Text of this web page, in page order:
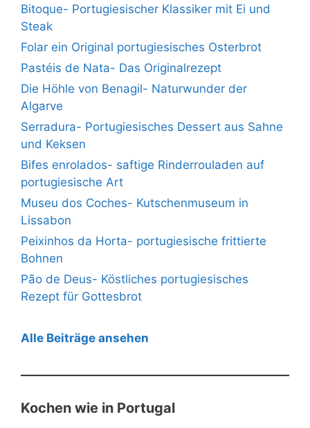
Bitoque- Portugiesischer Klassiker mit Ei und
Steak
Folar ein Original portugiesisches Osterbrot
Pastéis de Nata- Das Originalrezept
Die Höhle von Benagil- Naturwunder der
Algarve
Serradura- Portugiesisches Dessert aus Sahne
und Keksen
Bifes enrolados- saftige Rinderrouladen auf
portugiesische Art
Museu dos Coches- Kutschenmuseum in
Lissabon
Peixinhos da Horta- portugiesische frittierte
Bohnen
Pão de Deus- Köstliches portugiesisches
Rezept für Gottesbrot
Alle Beiträge ansehen
Kochen wie in Portugal